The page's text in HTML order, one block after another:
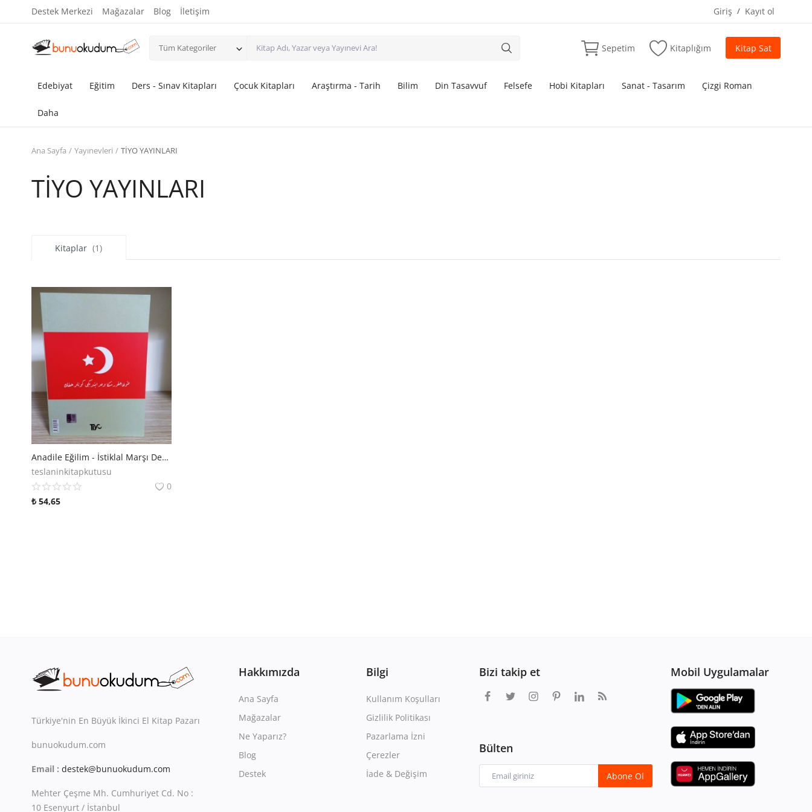
Destek Merkezi Mağazalar Blog İletişim Giriş / Kayıt ol
Tüm Kategoriler Sepetim Kitaplığım Kitap Sat
Edebiyat Eğitim Ders - Sınav Kitapları Çocuk Kitapları Araştırma - Tarih Bilim Din Tasavvuf Felsefe Hobi Kitapları Sanat - Tasarım Çizgi Roman
Daha
Ana Sayfa Yayınevleri TİYO YAYINLARI
TİYO YAYINLARI
Kitaplar (1)
Anadile Eğilim - İstiklal Marşı Derneği
teslaninkitapkutusu
0
₺ 54,65
Türkiye'nin En Büyük İkinci El Kitap Pazarı
bunuokudum.com
Email : destek@bunuokudum.com
Mehter Çeşme Mh. Cumhuriyet Cd. No :
10 Esenyurt / İstanbul
Hakkımızda
Ana Sayfa
Mağazalar
Ne Yaparız?
Blog
Destek
Bilgi
Kullanım Koşulları
Gizlilik Politikası
Pazarlama İzni
Çerezler
İade & Değişim
Bizi takip et
Bülten
Abone Ol
Mobil Uygulamalar